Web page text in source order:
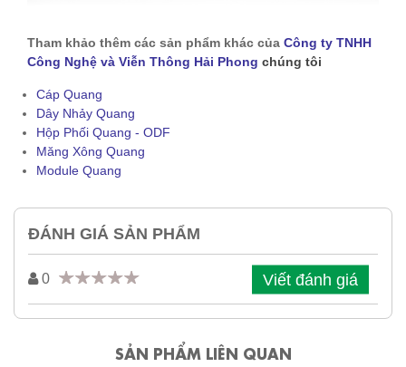
Tham khảo thêm các sản phẩm khác của Công ty TNHH
Công Nghệ và Viễn Thông Hải Phong chúng tôi
Cáp Quang
Dây Nhảy Quang
Hộp Phối Quang - ODF
Măng Xông Quang
Module Quang
ĐÁNH GIÁ SẢN PHẨM
0 Viết đánh giá
SẢN PHẨM LIÊN QUAN